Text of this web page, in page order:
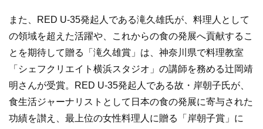
また、RED U-35発起人である滝久雄氏が、料理人として
の領域を超えた活躍や、これからの食の発展へ貢献するこ
とを期待して贈る「滝久雄賞」は、神奈川県で料理教室
「シェフクリエイト横浜スタジオ」の講師を務める辻岡靖
明さんが受賞。RED U-35発起人である故・岸朝子氏が、
食生活ジャーナリストとして日本の食の発展に寄与された
功績を讃え、最上位の女性料理人に贈る「岸朝子賞」に